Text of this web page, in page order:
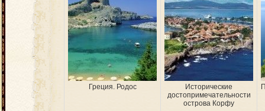
Греция. Родос
Исторические
достопримечательности
острова Корфу